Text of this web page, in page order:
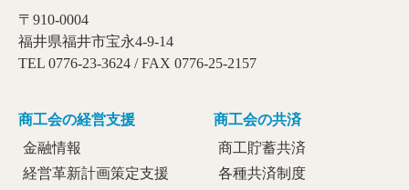
〒910-0004
福井県福井市宝永4-9-14
TEL 0776-23-3624 / FAX 0776-25-2157
商工会の経営支援
金融情報
経営革新計画策定支援
商工会の共済
商工貯蓄共済
各種共済制度